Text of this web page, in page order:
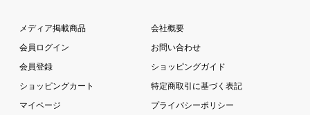
メディア掲載商品
会員ログイン
会員登録
ショッピングカート
マイページ
会社概要
お問い合わせ
ショッピングガイド
特定商取引に基づく表記
プライバシーポリシー